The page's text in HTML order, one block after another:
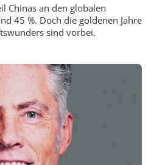
Chinas an den globalen
45 %. Doch die goldenen Jahre
sind vorbei.